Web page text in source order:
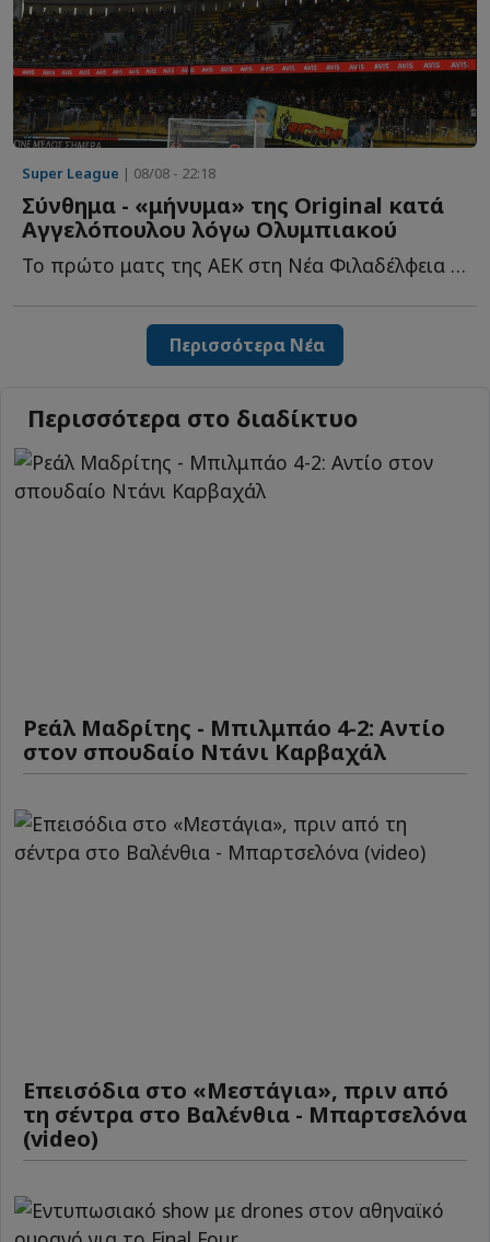
Super League | 08/08 - 22:18
Σύνθημα - «μήνυμα» της Original κατά
Αγγελόπουλου λόγω Ολυμπιακού
Το πρώτο ματς της ΑΕΚ στη Νέα Φιλαδέλφεια για τη νέα σ...
Περισσότερα Νέα
Περισσότερα στο διαδίκτυο
Ρεάλ Μαδρίτης - Μπιλμπάο 4-2: Αντίο
στον σπουδαίο Ντάνι Καρβαχάλ
Επεισόδια στο «Μεστάγια», πριν από
τη σέντρα στο Βαλένθια - Μπαρτσελόνα
(video)